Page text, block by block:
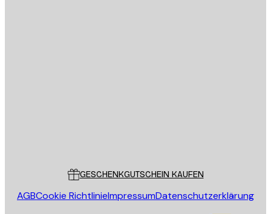
GESCHENKGUTSCHEIN KAUFEN
AGBCookie RichtlinieImpressumDatenschutzerklärung